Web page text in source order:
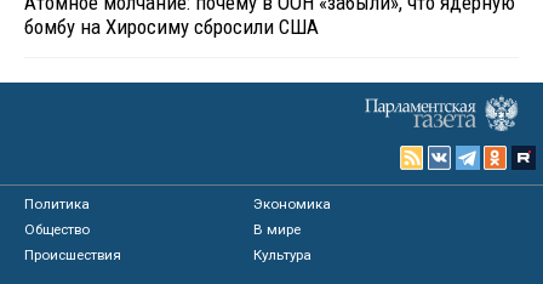
бомбу на Хиросиму сбросили США
Политика
Экономика
Общество
В мире
Происшествия
Культура